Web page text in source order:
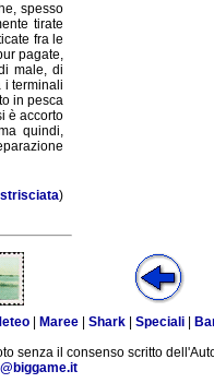
spesso
tirate
fra le
pagate,
male, di
i terminali
in pesca
è accorto
quindi,
)
Maree Shark Speciali
senza il consenso scritto